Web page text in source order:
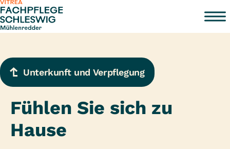
Zum Inhalt springen
Unterkunft und Verpflegung
Fühlen Sie sich zu
Hause